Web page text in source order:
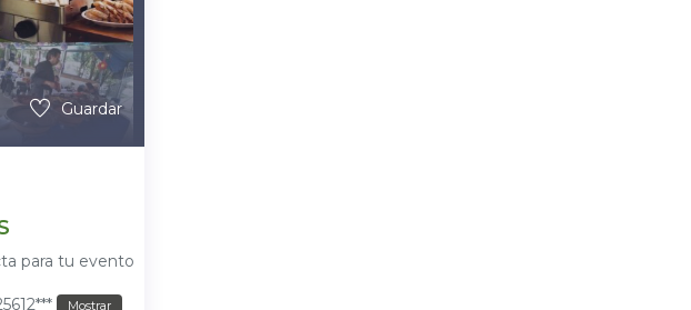
Guardar
para tu evento
Mostrar